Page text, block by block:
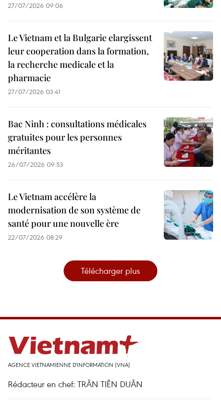
27/07/2026 09:06
Le Vietnam et la Bulgarie elargissent
leur cooperation dans la formation,
la recherche medicale et la
pharmacie
27/07/2026 03:41
Bac Ninh : consultations médicales
gratuites pour les personnes
méritantes
26/07/2026 09:53
Le Vietnam accélère la
modernisation de son système de
santé pour une nouvelle ère
22/07/2026 08:29
Télécharger plus
AGENCE VIETNAMIENNE D'INFORMATION (VNA)
Rédacteur en chef: TRÂN TIÊN DUÂN